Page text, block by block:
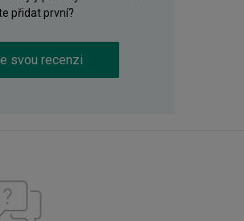
přidat první?
svou recenzi